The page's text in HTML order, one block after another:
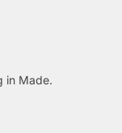
in Made.